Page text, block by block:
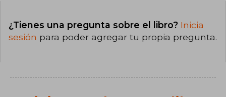
¿Tienes una pregunta sobre el libro? Inicia
sesión para poder agregar tu propia pregunta.